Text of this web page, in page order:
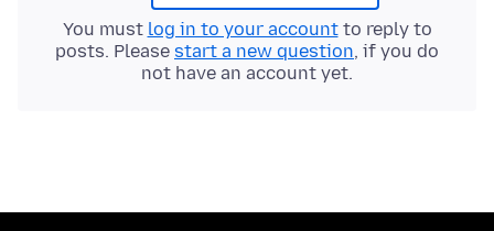
You must log in to your accountto reply to
posts. Please start a new question, if you do
not have an account yet.